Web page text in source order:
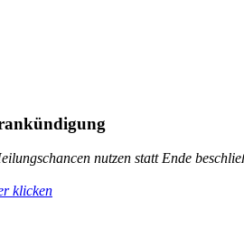
nutzen statt Ende
klicken